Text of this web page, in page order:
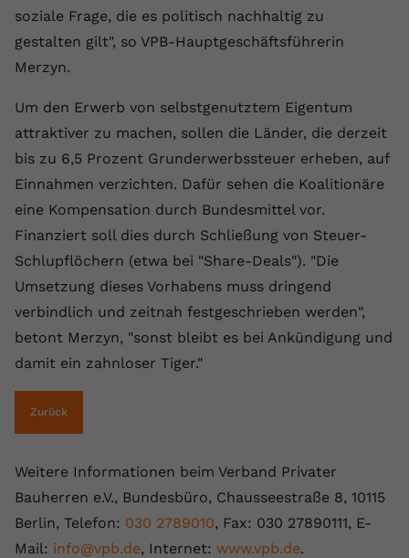
soziale Frage, die es politisch nachhaltig zu
gestalten gilt", so VPB-Hauptgeschäftsführerin
Merzyn.
Um den Erwerb von selbstgenutztem Eigentum
attraktiver zu machen, sollen die Länder, die derzeit
bis zu 6,5 Prozent Grunderwerbssteuer erheben, auf
Einnahmen verzichten. Dafür sehen die Koalitionäre
eine Kompensation durch Bundesmittel vor.
Finanziert soll dies durch Schließung von Steuer-
Schlupflöchern (etwa bei "Share-Deals"). "Die
Umsetzung dieses Vorhabens muss dringend
verbindlich und zeitnah festgeschrieben werden",
betont Merzyn, "sonst bleibt es bei Ankündigung und
damit ein zahnloser Tiger."
Zurück
Weitere Informationen beim Verband Privater
Bauherren e.V., Bundesbüro, Chausseestraße 8, 10115
Berlin, Telefon: 030 2789010, Fax: 030 27890111, E-
Mail: info@vpb.de, Internet: www.vpb.de.
Laufzeit Session
Dieser von YouTube gesetzte Cookie
Videos von YouTube der Nutzer
gesehen hat.
Name yt-remote-connected-devices
Anbieter Youtube.com
Laufzeit Session
Zweck
YouTube setzt diesen Cookie, um die
speichern, der eingebettete YouTube-
Videos verwendet.